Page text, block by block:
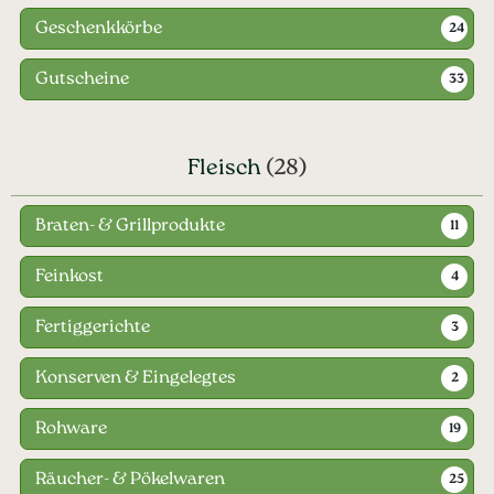
Geschenkkörbe 24
Gutscheine 33
Fleisch (28)
Braten- & Grillprodukte 11
Feinkost 4
Fertiggerichte 3
Konserven & Eingelegtes 2
Rohware 19
Räucher- & Pökelwaren 25